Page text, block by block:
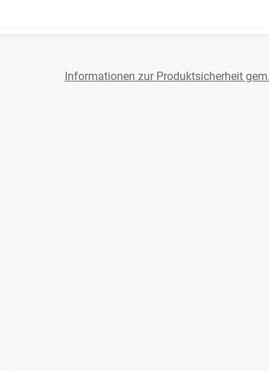
Informationen zur Produktsicherheit